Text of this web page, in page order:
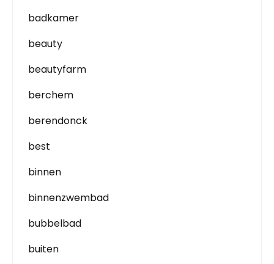
badkamer
beauty
beautyfarm
berchem
berendonck
best
binnen
binnenzwembad
bubbelbad
buiten